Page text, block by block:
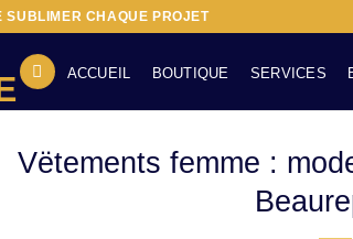
CHAQUE PROJET
ACCUEIL BOUTIQUE SERVICES
Vëtements femme :